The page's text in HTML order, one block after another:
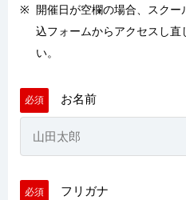
開催日が空欄の場合、 スクー
込フォームからアクセスし直
い。
必須 お名前
必須 フリガナ